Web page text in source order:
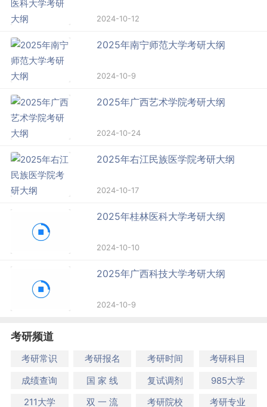
2024-10-12
2025年南宁师范大学考研大纲
2024-10-9
2025年广西艺术学院考研大纲
2024-10-24
2025年右江民族医学院考研大纲
2024-10-17
2025年桂林医科大学考研大纲
2024-10-10
2025年广西科技大学考研大纲
2024-10-9
考研频道
考研常识 考研报名 考研时间
考研科目
成绩查询
国 家 线 复试调剂
985大学
211大学
双 一 流 考研院校 考研专业